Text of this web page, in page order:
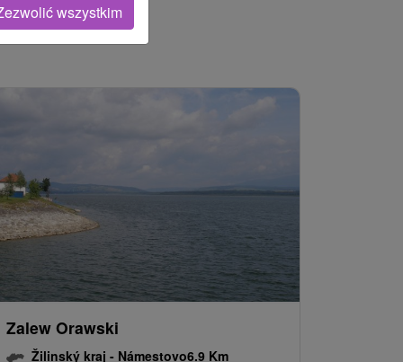
Zalew Orawski
Žilinský kraj - Námestovo6.9 Km
wszystkim